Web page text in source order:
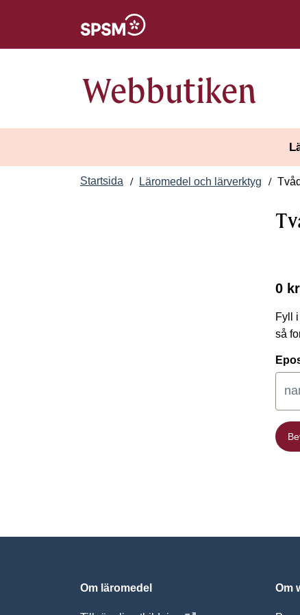
Webbutiken
Startsida Läromedel och lärverktyg
0 kr
Fyll
så
Om läromedel Om